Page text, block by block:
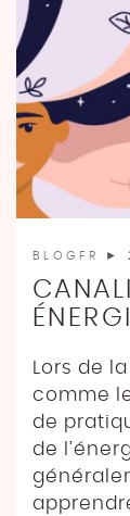
BLOGFR ►
Lors de
comme
de
de